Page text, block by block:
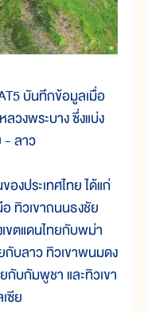
บันทึกข้อมูลเมื่อ
วงพระบาง ซึ่งแบ่ง
- ลาว
งประเทศไทย ได้แก่
ทิวเขาถนนธงชัย
เขตแดนไทยกับพม่า
กับลาว ทิวเขาพนมดง
กับกัมพูชา และทิวเขา
ซีย